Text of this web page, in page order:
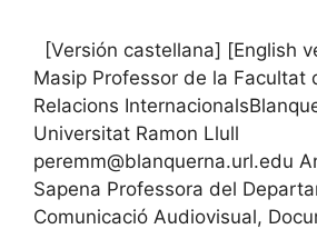
[Versión castellana] [English
Masip Professor de la Facultat
Relacions
Universitat Ramon Llull
peremm@blanquerna.url.edu
Sapena Professora del
Comunicació Audiovisual,